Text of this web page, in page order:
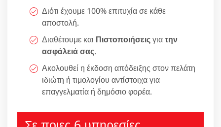
Διότι έχουμε 100% επιτυχία σε κάθε
αποστολή.
Διαθέτουμε και Πιστοποιήσειςγιατην
ασφάλειά σας.
Ακολουθεί η έκδοση απόδειξης στον πελάτη
ιδιώτη ή τιμολογίου αντίστοιχα για
επαγγελματία ή δημόσιο φορέα.